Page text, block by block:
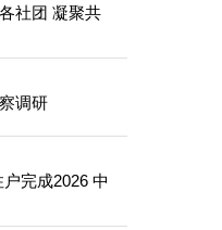
社团 凝聚共
调研